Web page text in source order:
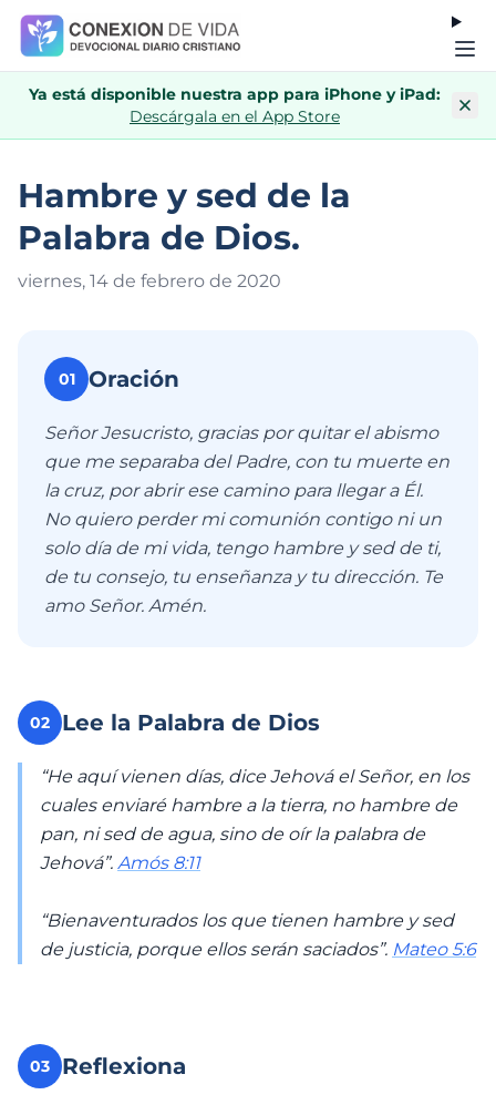
Ya está disponible nuestra app para iPhone y iPad:
Descárgala en el App Store
Hambre y sed de la
Palabra de Dios.
viernes, 14 de febrero de 2020
01 Oración
Señor Jesucristo, gracias por quitar el abismo
que me separaba del Padre, con tu muerte en
la cruz, por abrir ese camino para llegar a Él.
No quiero perder mi comunión contigo ni un
solo día de mi vida, tengo hambre y sed de ti,
de tu consejo, tu enseñanza y tu dirección. Te
amo Señor. Amén.
02 Lee la Palabra de Dios
“He aquí vienen días, dice Jehová el Señor, en los
cuales enviaré hambre a la tierra, no hambre de
pan, ni sed de agua, sino de oír la palabra de
Jehová”. Amós 8:11
“Bienaventurados los que tienen hambre y sed
de justicia, porque ellos serán saciados”. Mateo 5:6
03 Reflexiona